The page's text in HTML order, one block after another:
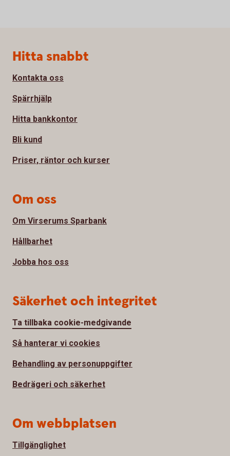
Sidfot
Hitta snabbt
Kontakta oss
Spärrhjälp
Hitta bankkontor
Bli kund
Priser, räntor och kurser
Om oss
Om Virserums Sparbank
Hållbarhet
Jobba hos oss
Säkerhet och integritet
Ta tillbaka cookie-medgivande
Så hanterar vi cookies
Behandling av personuppgifter
Bedrägeri och säkerhet
Om webbplatsen
Tillgänglighet